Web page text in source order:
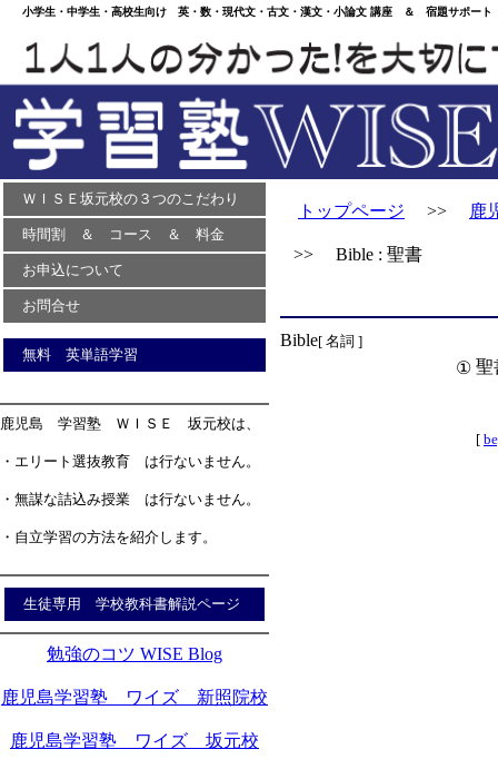
小学生・中学生・高校生向け 英・数・現代文・古文・漢文・小論文 講座 ＆ 宿題サポー
ＷＩＳＥ坂元校の３つのこだわり
時間割 ＆ コース ＆ 料金
お申込について
お問合せ
無料 英単語学習
鹿児島 学習塾 ＷＩＳＥ 坂元校は、
・エリート選抜教育 は行ないません。
・無謀な詰込み授業 は行ないません。
・自立学習の方法を紹介します。
生徒専用 学校教科書解説ページ
勉強のコツ WISE Blog
鹿児島学習塾 ワイズ 新照院校
鹿児島学習塾 ワイズ 坂元校
トップページ >> 鹿
>> Bible : 聖書
Bible[ 名詞 ]
① 聖
[